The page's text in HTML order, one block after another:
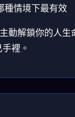
種情境下最有效
動解鎖你的人生
裡。